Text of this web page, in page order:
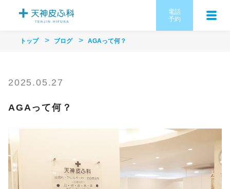
電話
予約
トップ ブログ AGAって何？
2025.05.27
AGAって何？